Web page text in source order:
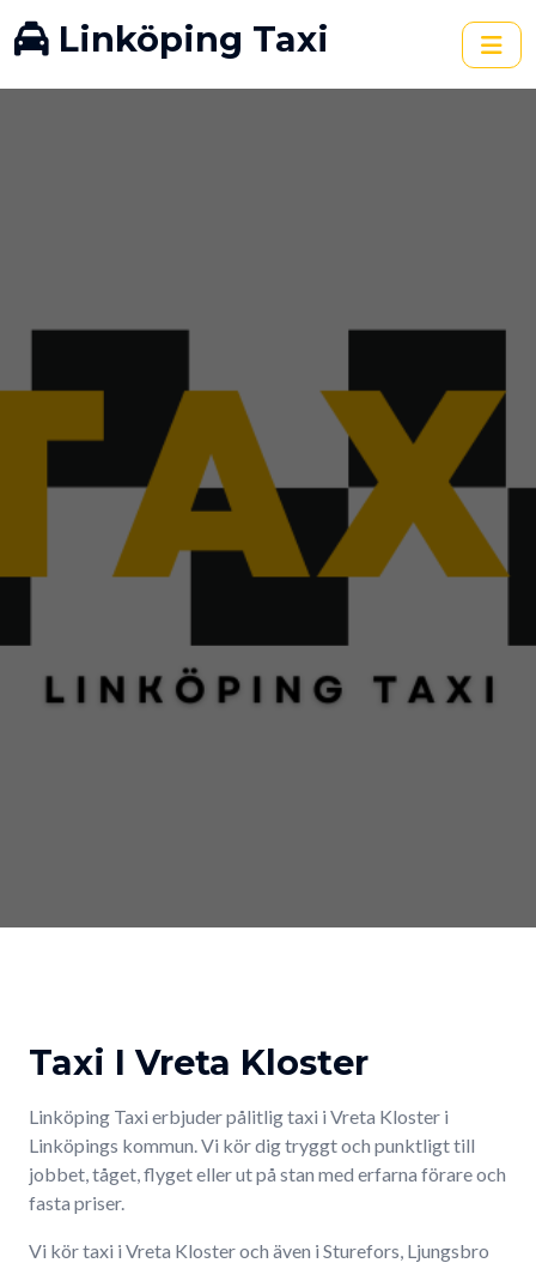
Linköping Taxi
Taxi I Vreta Kloster
Linköping Taxi erbjuder pålitlig taxi i Vreta Kloster i
Linköpings kommun. Vi kör dig tryggt och punktligt till
jobbet, tåget, flyget eller ut på stan med erfarna förare och
fasta priser.
Vi kör taxi i Vreta Kloster och även i Sturefors, Ljungsbro